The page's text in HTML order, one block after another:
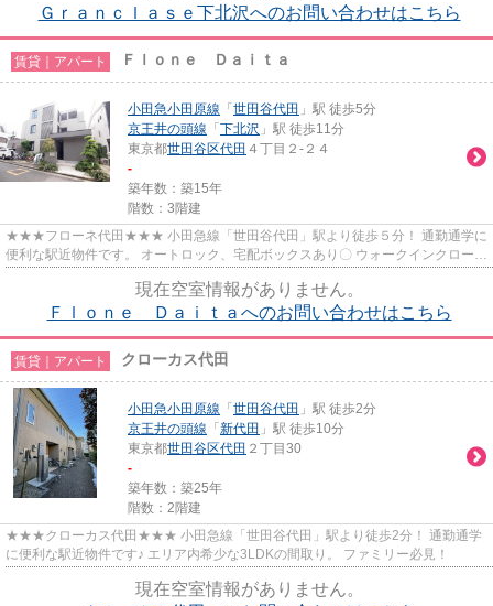
Ｇｒａｎｃｌａｓｅ下北沢へのお問い合わせはこちら
賃貸｜アパート Ｆｌｏｎｅ Ｄａｉｔａ
小田急小田原線 「 世田谷代田 」駅 徒歩5分
京王井の頭線 「 下北沢 」駅 徒歩11分
東京都世田谷区代田 ４丁目２-２４
-
築年数：築15年
階数：3階建
★★★フローネ代田★★★ 小田急線「世田谷代田」駅より徒歩５分！ 通勤通学に
便利な駅近物件です。 オートロック、宅配ボックスあり〇 ウォークインクローゼ
現在空室情報がありません。
Ｆｌｏｎｅ Ｄａｉｔａへのお問い合わせはこちら
賃貸｜アパート クローカス代田
小田急小田原線 「 世田谷代田 」駅 徒歩2分
京王井の頭線 「 新代田 」駅 徒歩10分
東京都世田谷区代田 ２丁目30
-
築年数：築25年
階数：2階建
★★★クローカス代田★★★ 小田急線「世田谷代田」駅より徒歩2分！ 通勤通学
に便利な駅近物件です♪ エリア内希少な3LDKの間取り。 ファミリー必見！
現在空室情報がありません。